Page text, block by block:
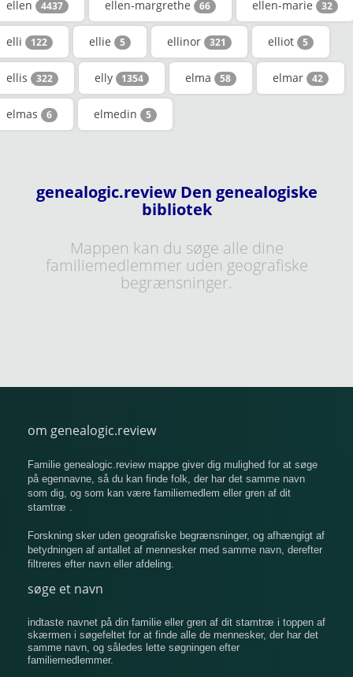
ellen 4437 ellen-margrethe 66 ellen-marie 32
elli 122 ellie 5 ellinor 321 elliot 5
ellis 322 elly 1354 elma 58 elmar 42
elmas 6 elmedin 5
genealogic.review Den genealogiske
bibliotek
Mappen kan du søge alle dine
familiemedlemmer uden geografiske
begrænsninger.
om genealogic.review
Familie genealogic.review mappe giver dig mulighed for at søge
på egennavne, så du kan finde folk, der har det samme navn
som dig, og som kan være familiemedlem eller gren af ​​dit
stamtræ .
Forskning sker uden geografiske begrænsninger, og afhængigt af
betydningen af ​​antallet af mennesker med samme navn, derefter
filtreres efter navn eller afdeling.
søge et navn
indtaste navnet på din familie eller gren af ​​dit stamtræ i toppen af
​​skærmen i søgefeltet for at finde alle de mennesker, der har det
samme navn, og således lette søgningen efter
familiemedlemmer.